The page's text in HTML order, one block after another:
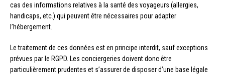
cas des informations relatives à la santé des voyageurs (allergies,
handicaps, etc.) qui peuvent être nécessaires pour adapter
l’hébergement.
Le traitement de ces données est en principe interdit, sauf exceptions
prévues par le RGPD. Les conciergeries doivent donc être
particulièrement prudentes et s’assurer de disposer d’une base légale